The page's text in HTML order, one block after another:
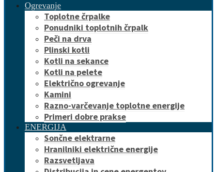
Ogrevanje
Toplotne črpalke
Ponudniki toplotnih črpalk
Peči na drva
Plinski kotli
Kotli na sekance
Kotli na pelete
Električno ogrevanje
Kamini
Razno-varčevanje toplotne energije
Primeri dobre prakse
ENERGIJA
Sončne elektrarne
Hranilniki električne energije
Razsvetljava